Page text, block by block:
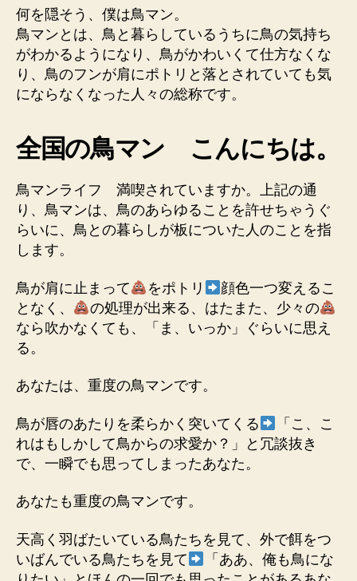
ト
リ
と
落
と
さ
鳥
フ
ン
が
気
ら
な
く
ら、
な
た
は
当
鳥
マ
ン
何を隠そう、僕は鳥マン。
鳥マンとは、鳥と暮らしているうちに鳥の気持ち
がわかるようになり、鳥がかわいくて仕方なくな
り、鳥のフンが肩にポトリと落とされていても気
にならなくなった人々の総称です。
全国の鳥マン こんにちは。
鳥マンライフ 満喫されていますか。上記の通
り、鳥マンは、鳥のあらゆることを許せちゃうぐ
らいに、鳥との暮らしが板についた人のことを指
します。
鳥が肩に止まって をポトリ
顔色一つ変えるこ
となく、
の処理が出来る、はたまた、少々の
なら吹かなくても、「ま、いっか」ぐらいに思え
る。
あなたは、重度の鳥マンです。
鳥が唇のあたりを柔らかく突いてくる
「こ、こ
れはもしかして鳥からの求愛か？」と冗談抜き
で、一瞬でも思ってしまったあなた。
あなたも重度の鳥マンです。
天高く羽ばたいている鳥たちを見て、外で餌をつ
いばんでいる鳥たちを見て
「ああ、俺も鳥にな